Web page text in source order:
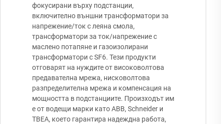
фокусирани върху подстанции,
включително външни трансформатори за
напрежение/ток с леяна смола,
трансформатори за ток/напрежение с
маслено потапяне и газоизолирани
трансформатори с SF6. Тези продукти
отговарят на нуждите от високоволтова
предавателна мрежа, нисковолтова
разпределителна мрежа и компенсация на
мощността в подстанциите. Произходът им
е от водещи марки като ABB, Schneider и
TBEA, което гарантира надеждна работа,